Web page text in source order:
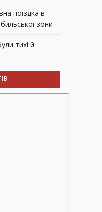
поїздка в
зони
тихі й